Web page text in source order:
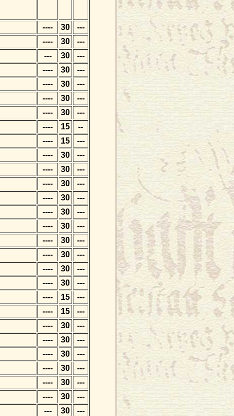
---- 30
---
---- 30
---
--- 30
---
---- 30
---
---- 30
---
---- 30
---
---- 30
---
---- 15
--
---- 15
---
---- 30
---
---- 30
---
---- 30
---
---- 30
---
---- 30
---
---- 30
---
---- 30
---
---- 30
---
---- 30
---
---- 30
---
---- 15
---
---- 15
---
---- 30
---
---- 30
---
---- 30
---
---- 30
---
---- 30
---
---- 30
---
--- 30 ---